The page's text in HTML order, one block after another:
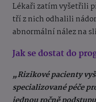
Lékaři zatím vyšetřili
tří z nich odhalili
abnormální nález na
Jak se dostat do
„Rizikové pacienty
specializované péče